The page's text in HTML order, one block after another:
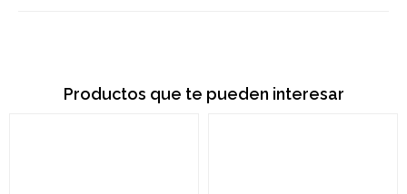
Productos que te pueden interesar